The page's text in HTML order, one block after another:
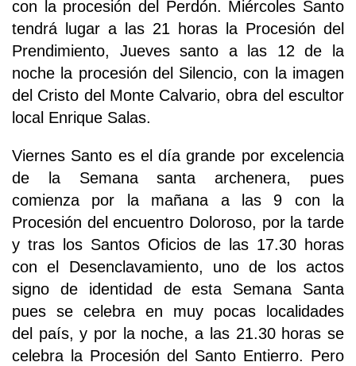
con la procesión del Perdón. Miércoles Santo
tendrá lugar a las 21 horas la Procesión del
Prendimiento, Jueves santo a las 12 de la
noche la procesión del Silencio, con la imagen
del Cristo del Monte Calvario, obra del escultor
local Enrique Salas.
Viernes Santo es el día grande por excelencia
de la Semana santa archenera, pues
comienza por la mañana a las 9 con la
Procesión del encuentro Doloroso, por la tarde
y tras los Santos Oficios de las 17.30 horas
con el Desenclavamiento, uno de los actos
signo de identidad de esta Semana Santa
pues se celebra en muy pocas localidades
del país, y por la noche, a las 21.30 horas se
celebra la Procesión del Santo Entierro. Pero